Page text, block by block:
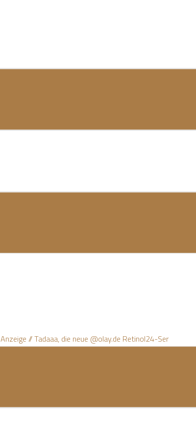
Anzeige // Tadaaa, die neue @olay.de Retinol24-Ser